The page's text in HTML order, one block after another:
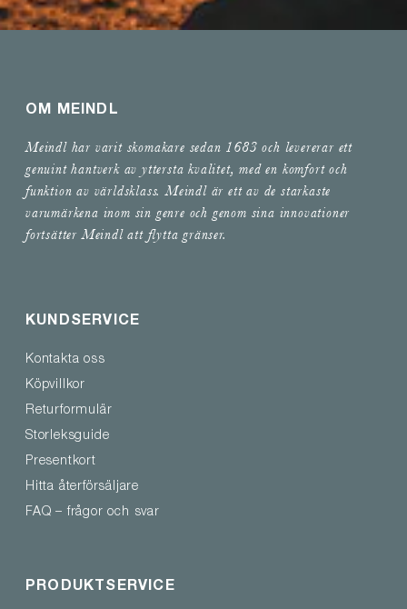
OM MEINDL
Meindl har varit skomakare sedan 1683 och levererar ett
genuint hantverk av yttersta kvalitet, med en komfort och
funktion av världsklass. Meindl är ett av de starkaste
varumärkena inom sin genre och genom sina innovationer
fortsätter Meindl att flytta gränser.
KUNDSERVICE
Kontakta oss
Köpvillkor
Returformulär
Storleksguide
Presentkort
Hitta återförsäljare
FAQ – frågor och svar
PRODUKTSERVICE